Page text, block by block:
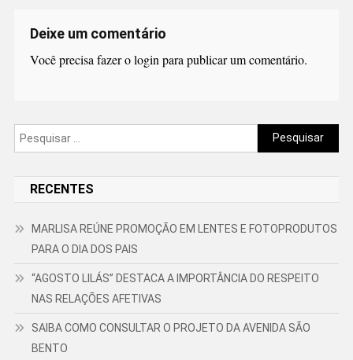
Deixe um comentário
Você precisa fazer ologin para publicar um comentário.
Pesquisar
por:
RECENTES
MARLISA REÚNE PROMOÇÃO EM LENTES E FOTOPRODUTOS
PARA O DIA DOS PAIS
“AGOSTO LILÁS” DESTACA A IMPORTÂNCIA DO RESPEITO
NAS RELAÇÕES AFETIVAS
SAIBA COMO CONSULTAR O PROJETO DA AVENIDA SÃO
BENTO